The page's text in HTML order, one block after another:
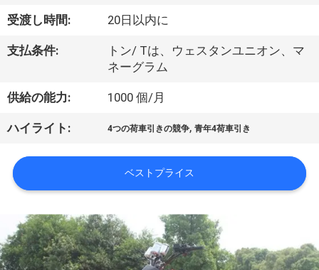
つ
い
工
旅
品
受渡し時間: 20日以内に
支払条件:
トン/ Tは、ウェスタンユニオン、マ
ネーグラム
供給の能力: 1000 個/月
ハイライト: 4つの荷車引きの競争,青年4荷車引き
ベストプライス